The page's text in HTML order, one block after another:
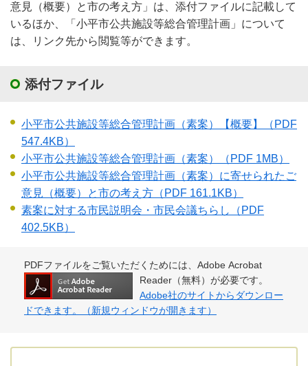
意見（概要）と市の考え方」は、添付ファイルに記載して
いるほか、「小平市公共施設等総合管理計画」について
は、リンク先から閲覧等ができます。
添付ファイル
小平市公共施設等総合管理計画（素案）【概要】
（PDF
547.4KB）
小平市公共施設等総合管理計画（素案）
（PDF 1MB）
小平市公共施設等総合管理計画（素案）に寄せられたご
意見（概要）と市の考え方 （PDF 161.1KB）
素案に対する市民説明会・市民会議ちらし
（PDF
402.5KB）
PDFファイルをご覧いただくためには、Adobe Acrobat
Reader（無料）が必要です。
Adobe社のサイトからダウンロー
ドできます。（新規ウィンドウが開きます）